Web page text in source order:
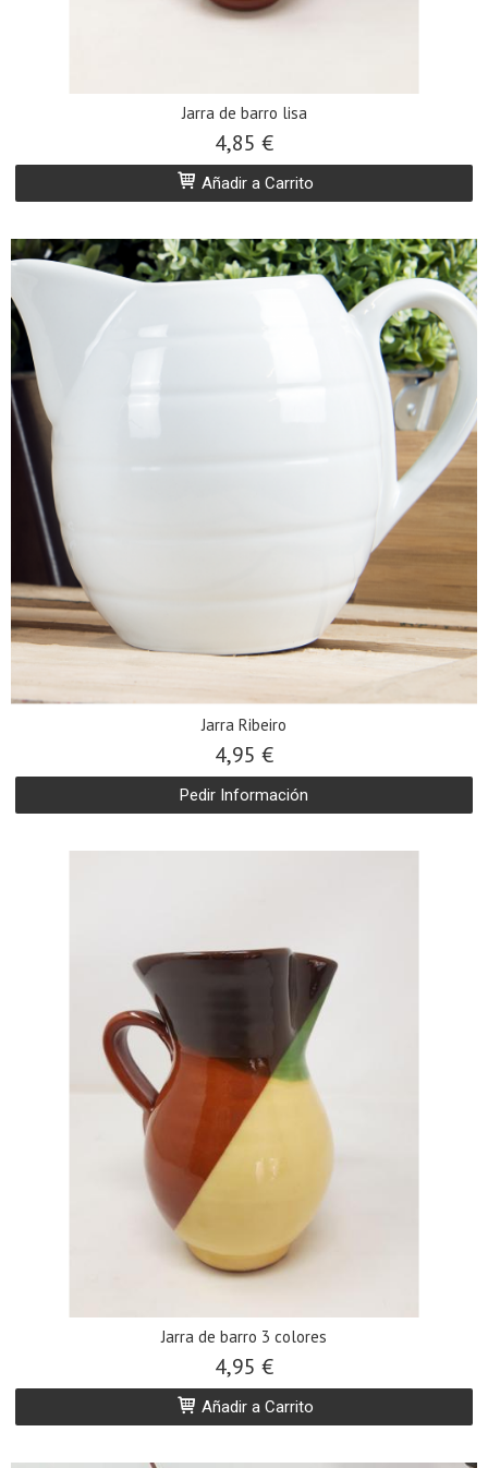
Jarra de barro lisa
4,85 €
Añadir a Carrito
Jarra Ribeiro
4,95 €
Pedir Información
Jarra de barro 3 colores
4,95 €
Añadir a Carrito